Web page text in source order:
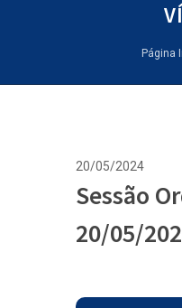
Página
20/05/2024
Sessão
20/05/